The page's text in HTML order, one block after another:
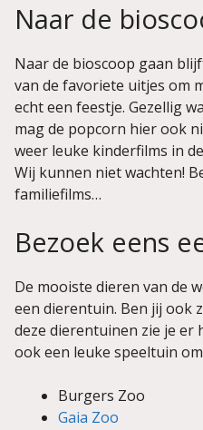
Naar de
Naar de bioscoop gaan
van de favoriete uitjes om
echt een feestje. Gezellig
mag de popcorn hier ook
weer leuke kinderfilms in
Wij kunnen niet wachten!
familiefilms…
Bezoek eens
De mooiste dieren van de
een dierentuin. Ben jij ook
deze dierentuinen zie je er
ook een leuke speeltuin
Burgers Zoo
Gaia Zoo